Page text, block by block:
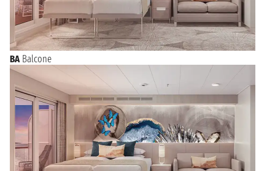
BA Balcone